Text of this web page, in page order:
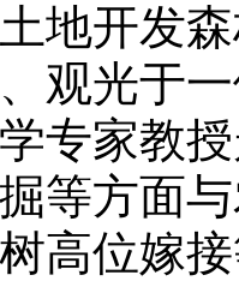
地开发
观光于
专家教
等方面
高位嫁